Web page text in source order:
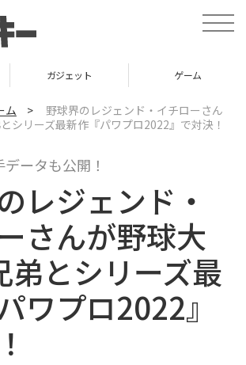
t
o
v
i
ガジェット ゲーム
ム >
野球界のレジェンド・イチローさん
シリーズ最新作『パワプロ2022』で対決！
ータも公開！
レジェンド・
さんが野球大
弟とシリーズ最
ワプロ2022』